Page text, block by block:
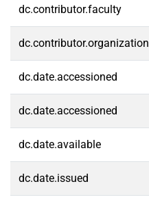
dc.contributor.faculty
dc.contributor.organization
dc.date.accessioned
dc.date.accessioned
dc.date.available
dc.date.issued